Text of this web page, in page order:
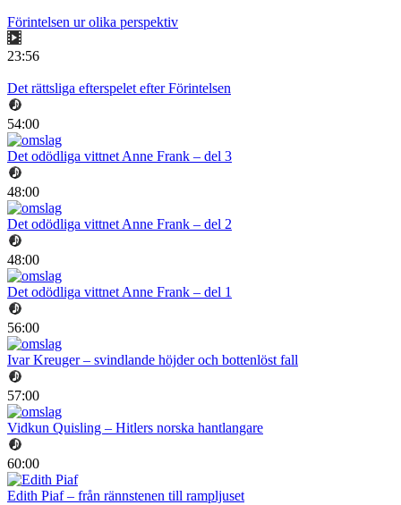
Förintelsen ur olika perspektiv
23:56
Det rättsliga efterspelet efter Förintelsen
54:00
Det odödliga vittnet Anne Frank – del 3
48:00
Det odödliga vittnet Anne Frank – del 2
48:00
Det odödliga vittnet Anne Frank – del 1
56:00
Ivar Kreuger – svindlande höjder och bottenlöst fall
57:00
Vidkun Quisling – Hitlers norska hantlangare
60:00
Edith Piaf – från rännstenen till rampljuset